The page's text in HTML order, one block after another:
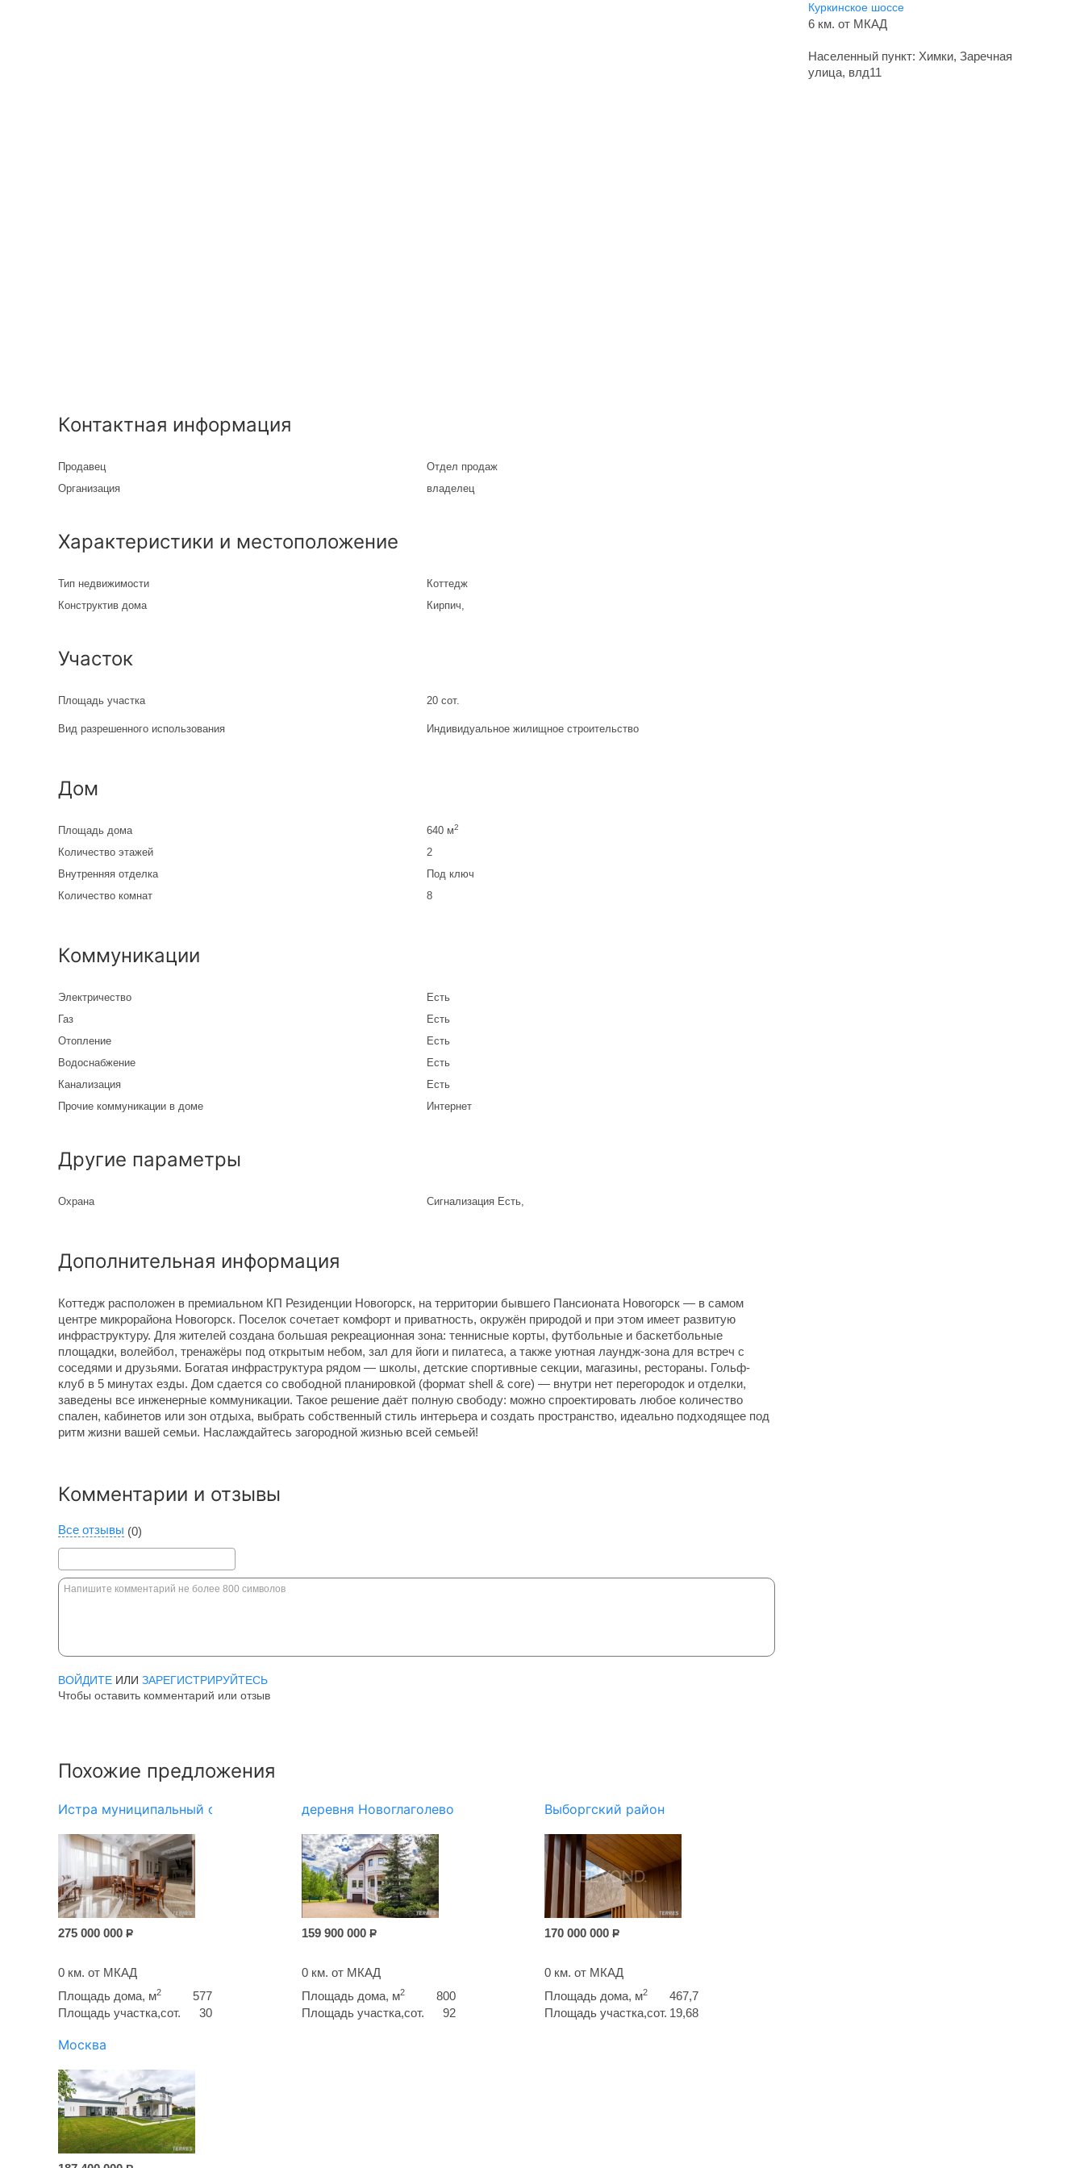
Куркинское шоссе
6 км. от МКАД
Населенный пункт: Химки, Заречная
улица, влд11
Контактная информация
Продавец
Отдел продаж
Организация
владелец
Характеристики и местоположение
Тип недвижимости
Коттедж
Конструктив дома
Кирпич,
Участок
Площадь участка 20 сот.
Вид разрешенного использования Индивидуальное жилищное строительство
Дом
Площадь дома 640 м2
Количество этажей
2
Внутренняя отделка
Под ключ
Количество комнат
8
Коммуникации
Электричество
Есть
Газ
Есть
Отопление
Есть
Водоснабжение
Есть
Канализация
Есть
Прочие коммуникации в доме
Интернет
Другие параметры
Охрана Сигнализация Есть,
Дополнительная информация
Коттедж расположен в премиальном КП Резиденции Новогорск, на территории бывшего Пансионата Новогорск — в самом
центре микрорайона Новогорск. Поселок сочетает комфорт и приватность, окружён природой и при этом имеет развитую
инфраструктуру. Для жителей создана большая рекреационная зона: теннисные корты, футбольные и баскетбольные
площадки, волейбол, тренажёры под открытым небом, зал для йоги и пилатеса, а также уютная лаундж-зона для встреч с
соседями и друзьями. Богатая инфраструктура рядом — школы, детские спортивные секции, магазины, рестораны. Гольф-
клуб в 5 минутах езды. Дом сдается со свободной планировкой (формат shell & core) — внутри нет перегородок и отделки,
заведены все инженерные коммуникации. Такое решение даёт полную свободу: можно спроектировать любое количество
спален, кабинетов или зон отдыха, выбрать собственный стиль интерьера и создать пространство, идеально подходящее под
ритм жизни вашей семьи. Наслаждайтесь загородной жизнью всей семьей!
Комментарии и отзывы
Все отзывы (0)
ВОЙДИТЕ ИЛИ ЗАРЕГИСТРИРУЙТЕСЬ
Чтобы оставить комментарий или отзыв
Похожие предложения
Истра муниципальный округ
275 000 000 Р
0 км. от МКАД
Площадь дома, м2
577
Площадь участка,сот.
30
деревня Новоглаголево
159 900 000 Р
0 км. от МКАД
Площадь дома, м2
800
Площадь участка,сот.
92
Выборгский район
170 000 000Р
0 км. от МКАД
Площадь дома, м2
467,7
Площадь участка,сот. 19,68
Москва